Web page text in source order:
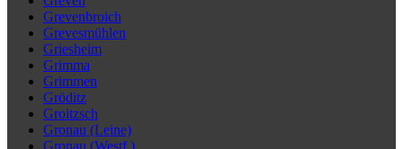
Grevenbroich
Grevesmühlen
Griesheim
Grimma
Grimmen
Gröditz
Groitzsch
Gronau (Leine)